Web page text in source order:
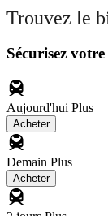
Trouvez le
Sécurisez
Aujourd'hui Plus
Acheter
Demain Plus
Acheter